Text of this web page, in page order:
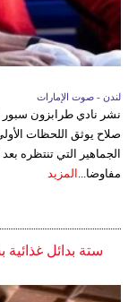
لندن - صوت الإمارات
نشر نادي طرابزون سبور
صلاح يوثق اللحظات
الجماهير التي تنتظره بعد
مفاوضا... المزيد
ستة بدائل